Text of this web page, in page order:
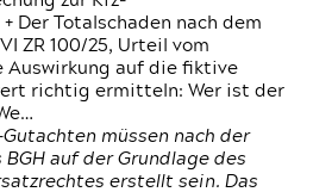
Der Totalschaden nach dem
VI ZR 100/25, Urteil vom
Auswirkung auf die fiktive
richtig ermitteln: Wer ist der
müssen nach der
auf der Grundlage des
erstellt sein. Das